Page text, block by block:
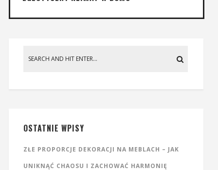
OSTATNIE WPISY
ZŁE PROPORCJE DEKORACJI NA MEBLACH – JAK
UNIKNĄĆ CHAOSU I ZACHOWAĆ HARMONIĘ